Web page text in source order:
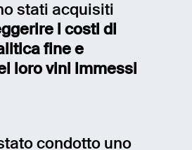
stati acquisiti
i costi di
fine e
loro vini immessi
condotto uno